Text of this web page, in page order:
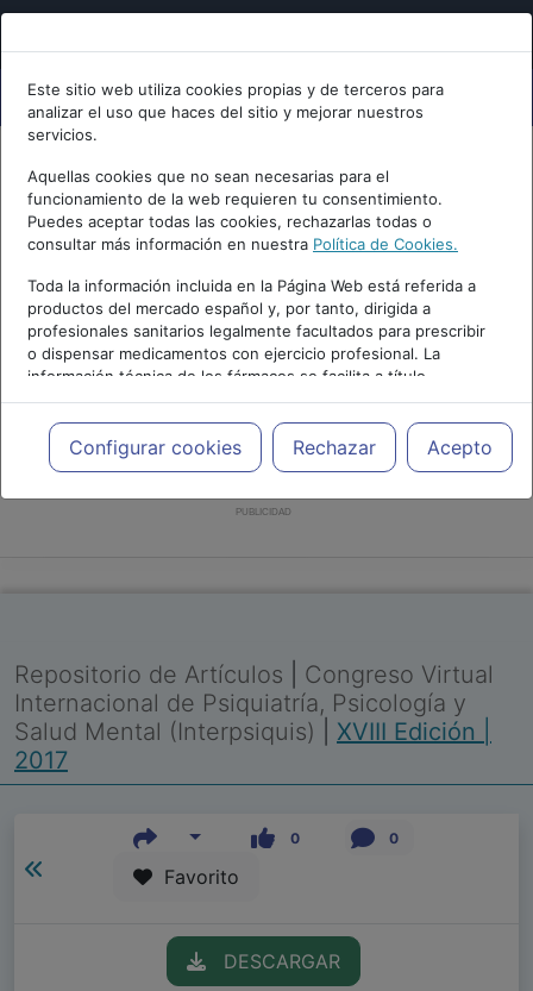
Este sitio web utiliza cookies propias y de terceros para
analizar el uso que haces del sitio y mejorar nuestros
servicios.
Aquellas cookies que no sean necesarias para el
funcionamiento de la web requieren tu consentimiento.
Puedes aceptar todas las cookies, rechazarlas todas o
consultar más información en nuestra Política de Cookies.
Toda la información incluida en la Página Web está referida a
productos del mercado español y, por tanto, dirigida a
profesionales sanitarios legalmente facultados para prescribir
o dispensar medicamentos con ejercicio profesional. La
información técnica de los fármacos se facilita a título
meramente informativo, siendo responsabilidad de los
profesionales facultados prescribir medicamentos y decidir, en
cada caso concreto, el tratamiento más adecuado a las
necesidades del paciente.
Configurar cookies Rechazar Acepto
PUBLICIDAD
Repositorio de Artículos
Congreso Virtual
Internacional de Psiquiatría, Psicología y
Salud Mental (Interpsiquis)
XVIII Edición |
2017
0 0
Favorito
DESCARGAR